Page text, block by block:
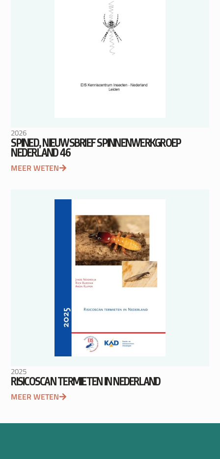
2026
SPINED, NIEUWSBRIEF SPINNENWERKGROEP
NEDERLAND 46
MEER WETEN
2025
RISICOSCAN TERMIETEN IN NEDERLAND
MEER WETEN